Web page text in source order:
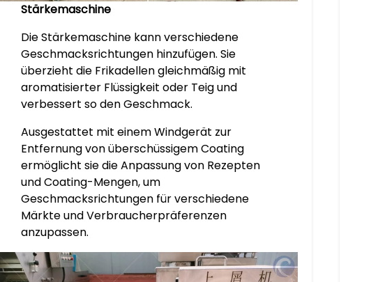
Stärkemaschine
Die Stärkemaschine kann verschiedene
Geschmacksrichtungen hinzufügen. Sie
überzieht die Frikadellen gleichmäßig mit
aromatisierter Flüssigkeit oder Teig und
verbessert so den Geschmack.
Ausgestattet mit einem Windgerät zur
Entfernung von überschüssigem Coating
ermöglicht sie die Anpassung von Rezepten
und Coating-Mengen, um
Geschmacksrichtungen für verschiedene
Märkte und Verbraucherpräferenzen
anzupassen.